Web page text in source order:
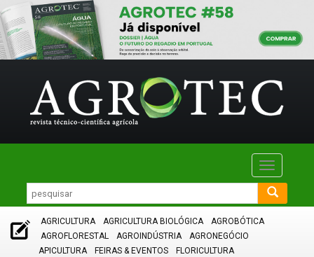
Toggle
AGRICULTURA AGRICULTURA BIOLÓGICA
AGROBÓTICA
AGROFLORESTAL
AGROINDÚSTRIA
AGRONEGÓCIO
APICULTURA
FEIRAS & EVENTOS
FLORICULTURA